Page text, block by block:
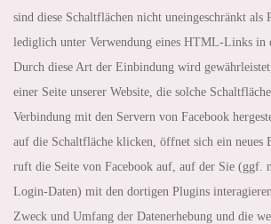
sind diese Schaltflächen nicht uneingeschränkt als
lediglich unter Verwendung eines HTML-Links in
Durch diese Art der Einbindung wird
einer Seite unserer Website, die solche
Verbindung mit den Servern von Facebook
auf die Schaltfläche klicken, öffnet sich ein neues
ruft die Seite von Facebook auf, auf der Sie (ggf.
Login-Daten) mit den dortigen Plugins interagieren
Zweck und Umfang der Datenerhebung und die